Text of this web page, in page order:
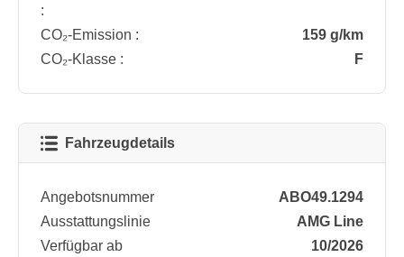
:
CO₂-Emission :
159 g/km
CO₂-Klasse :
F
Fahrzeugdetails
Angebotsnummer
ABO49.1294
Ausstattungslinie
AMG Line
Verfügbar ab
10/2026